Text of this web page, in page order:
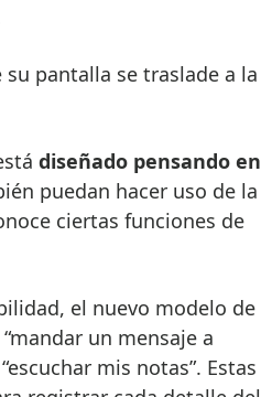
pantalla se traslade a la
diseñado pensando en
puedan hacer uso de la
ciertas funciones de
el nuevo modelo de
un mensaje a
mis notas”. Estas